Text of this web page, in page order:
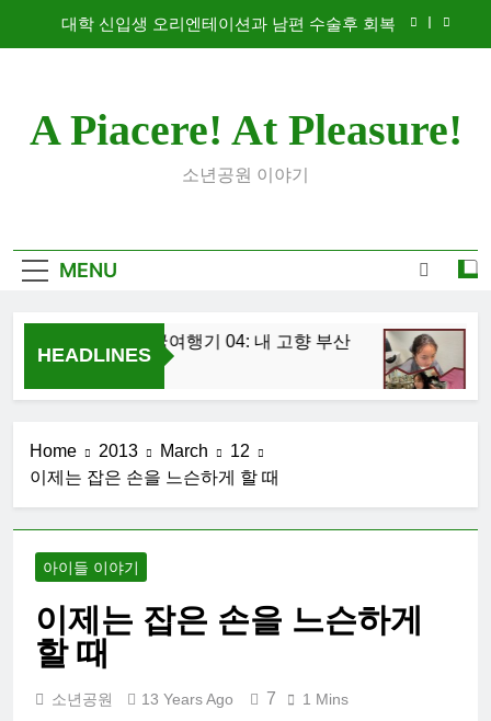
대학 신입생 오리엔테이션과 남편 수술후 회복
2026 한국여행기 04: 내 고향 부산
2026 한국여행기 03: K-뷰티를 만끽하다
2026 한국여행기 02: 82쿡 덕분에 만난 사람들
A Piacere! At Pleasure!
소년공원 이야기
MENU
HEADLINES
2026 한국여행기 04: 내 고향 부산
1
Home 2013 March
12
이제는 잡은 손을 느슨하게 할 때
아이들 이야기
이제는 잡은 손을 느슨하게
할 때
소년공원 13 Years Ago 7 1 Mins